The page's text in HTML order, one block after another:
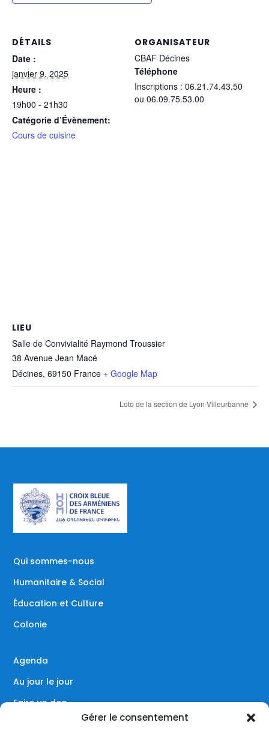
Gérer le consentement
DÉTAILS
Date :
janvier 9, 2025
Heure :
19h00 - 21h30
Catégorie d’Évènement:
Cours de cuisine
ORGANISATEUR
CBAF Décines
Téléphone
Inscriptions : 06.21.74.43.50
ou 06.09.75.53.00
LIEU
Salle de Convivialité Raymond Troussier
38 Avenue Jean Macé
Décines, 69150 France + Google Map
Loto de la section de Lyon-Villeurbanne
Qui sommes-nous
Humanitaire & Social
Éducation et Culture
Colonie
Agenda
Au jour le jour
Faire un don